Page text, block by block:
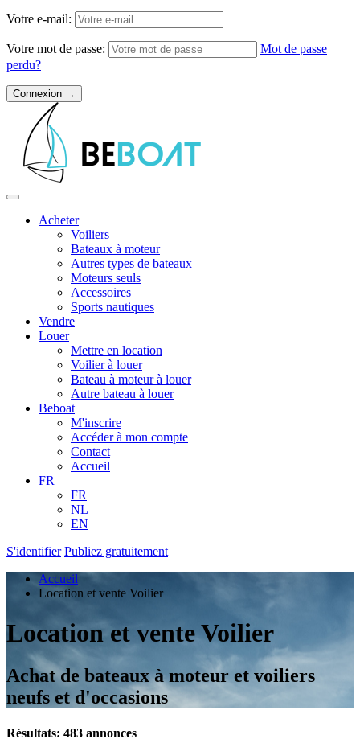
Votre e-mail:
Votre mot de passe:
Mot de passe
perdu?
Acheter
Voiliers
Bateaux à moteur
Autres types de bateaux
Moteurs seuls
Accessoires
Sports nautiques
Vendre
Louer
Mettre en location
Voilier à louer
Bateau à moteur à louer
Autre bateau à louer
Beboat
M'inscrire
Accéder à mon compte
Contact
Accueil
FR
FR
NL
EN
S'identifier Publiez gratuitement
Accueil
Location et vente Voilier
Location et vente Voilier
Achat de bateaux à moteur et voiliers
neufs et d'occasions
Résultats: 483 annonces